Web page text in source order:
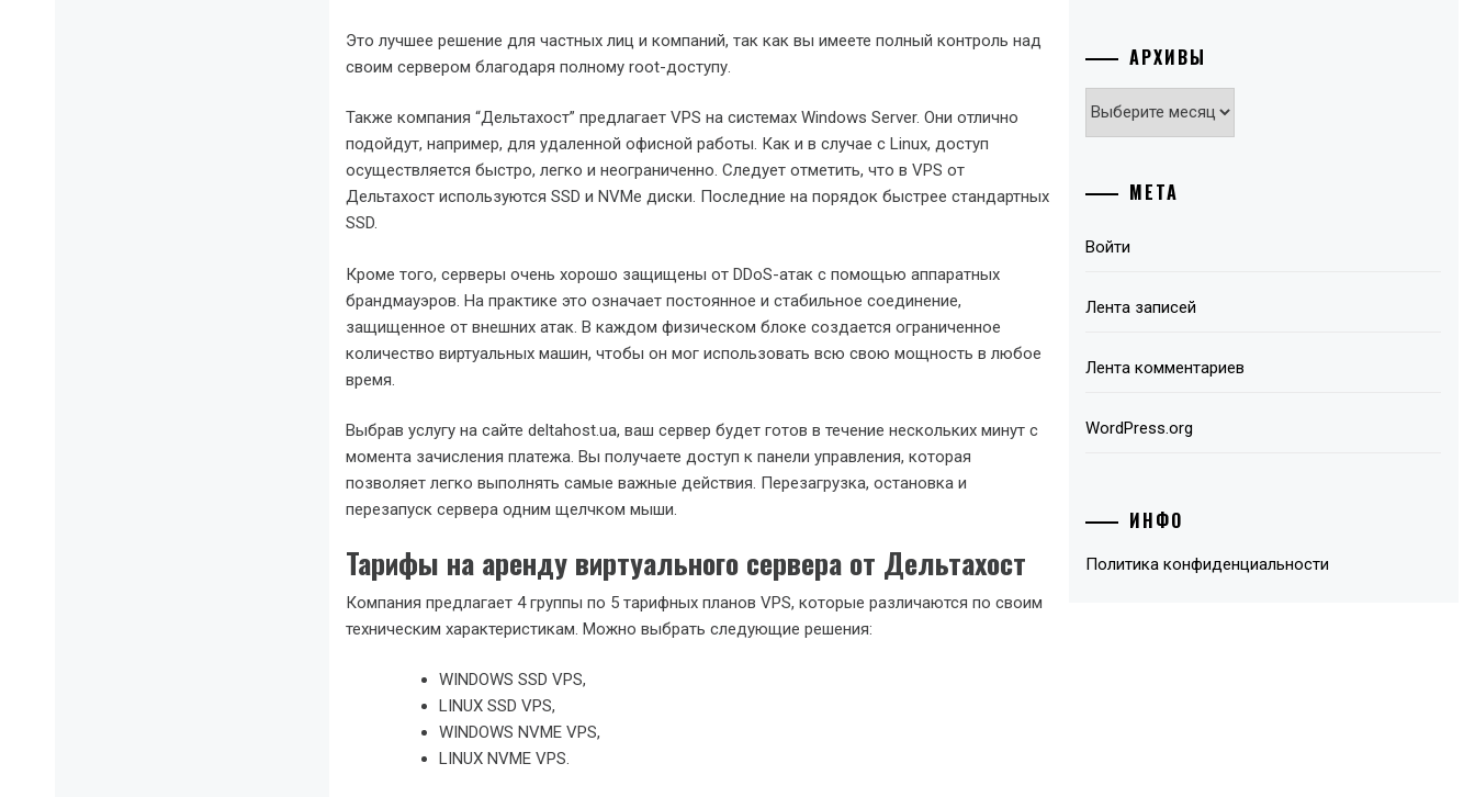
Это лучшее решение для частных лиц и компаний, так как вы имеете полный контроль над
своим сервером благодаря полному root-доступу.
Также компания “Дельтахост” предлагает VPS на системах Windows Server. Они отлично
подойдут, например, для удаленной офисной работы. Как и в случае с Linux, доступ
осуществляется быстро, легко и неограниченно. Следует отметить, что в VPS от
Дельтахост используются SSD и NVMe диски. Последние на порядок быстрее стандартных
SSD.
Кроме того, серверы очень хорошо защищены от DDoS-атак с помощью аппаратных
брандмауэров. На практике это означает постоянное и стабильное соединение,
защищенное от внешних атак. В каждом физическом блоке создается ограниченное
количество виртуальных машин, чтобы он мог использовать всю свою мощность в любое
время.
Выбрав услугу на сайте deltahost.ua, ваш сервер будет готов в течение нескольких минут с
момента зачисления платежа. Вы получаете доступ к панели управления, которая
позволяет легко выполнять самые важные действия. Перезагрузка, остановка и
перезапуск сервера одним щелчком мыши.
Тарифы на аренду виртуального сервера от Дельтахост
Компания предлагает 4 группы по 5 тарифных планов VPS, которые различаются по своим
техническим характеристикам. Можно выбрать следующие решения:
WINDOWS SSD VPS,
LINUX SSD VPS,
WINDOWS NVME VPS,
LINUX NVME VPS.
АРХИВЫ
Архивы
МЕТА
Войти
Лента записей
Лента комментариев
WordPress.org
ИНФО
Политика конфиденциальности